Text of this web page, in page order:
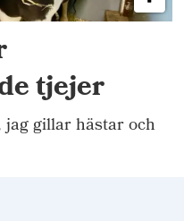
tjejer
gillar hästar och